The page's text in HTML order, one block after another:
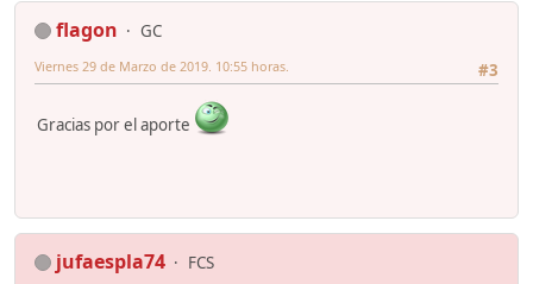
flagon
GC
#3
Viernes 29 de Marzo de 2019. 10:55 horas.
Gracias por el aporte
jufaespla74
FCS